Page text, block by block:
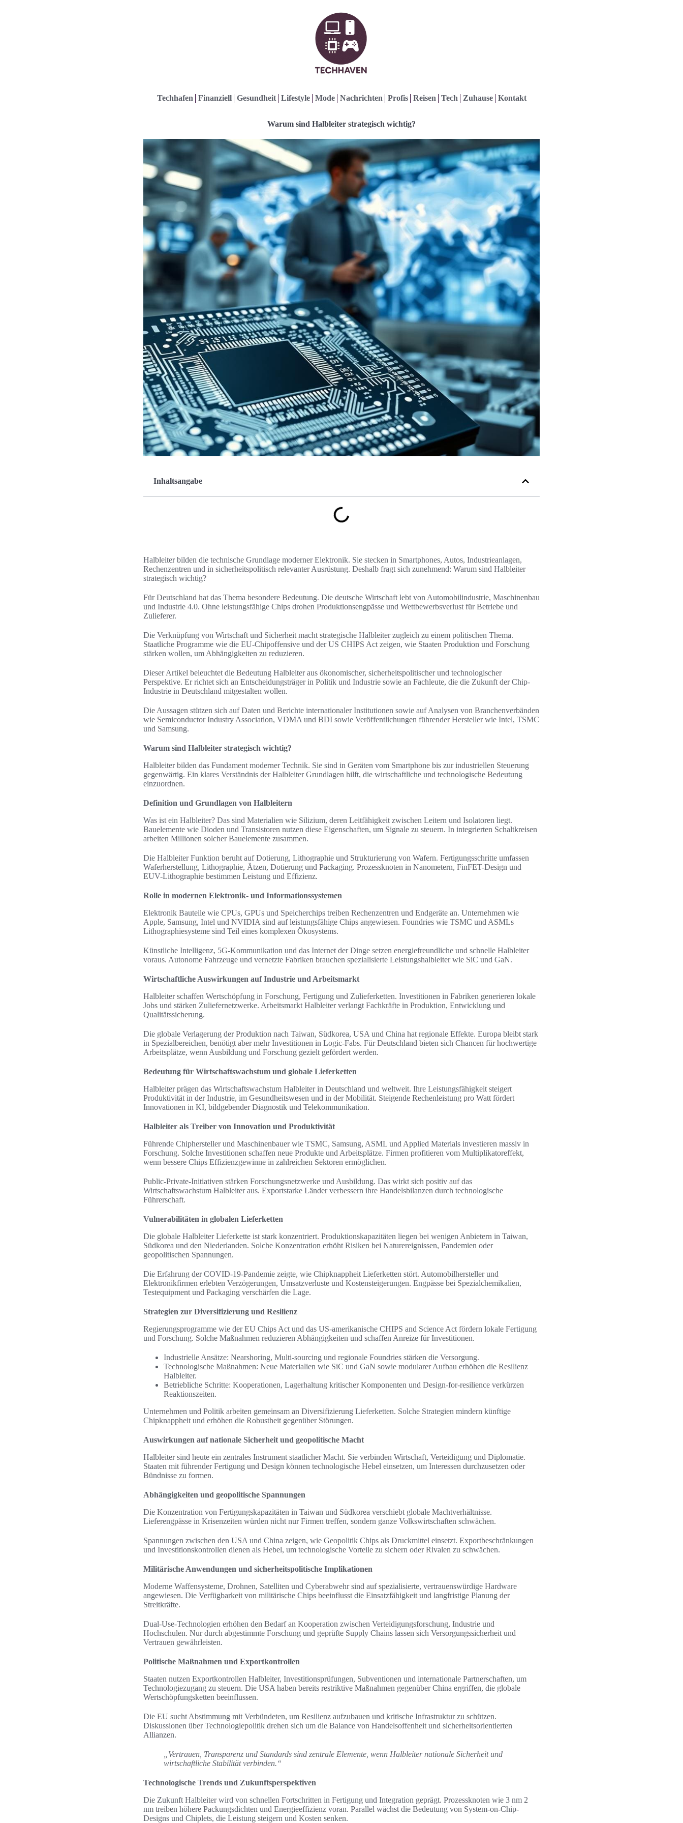
Techhafen Finanziell Gesundheit Lifestyle Mode Nachrichten Profis Reisen Tech Zuhause Kontakt
Warum sind Halbleiter strategisch wichtig?
Inhaltsangabe
Halbleiter bilden die technische Grundlage moderner Elektronik. Sie stecken in Smartphones, Autos, Industrieanlagen,
Rechenzentren und in sicherheitspolitisch relevanter Ausrüstung. Deshalb fragt sich zunehmend: Warum sind Halbleiter
strategisch wichtig?
Für Deutschland hat das Thema besondere Bedeutung. Die deutsche Wirtschaft lebt von Automobilindustrie, Maschinenbau
und Industrie 4.0. Ohne leistungsfähige Chips drohen Produktionsengpässe und Wettbewerbsverlust für Betriebe und
Zulieferer.
Die Verknüpfung von Wirtschaft und Sicherheit macht strategische Halbleiter zugleich zu einem politischen Thema.
Staatliche Programme wie die EU-Chipoffensive und der US CHIPS Act zeigen, wie Staaten Produktion und Forschung
stärken wollen, um Abhängigkeiten zu reduzieren.
Dieser Artikel beleuchtet die Bedeutung Halbleiter aus ökonomischer, sicherheitspolitischer und technologischer
Perspektive. Er richtet sich an Entscheidungsträger in Politik und Industrie sowie an Fachleute, die die Zukunft der Chip-
Industrie in Deutschland mitgestalten wollen.
Die Aussagen stützen sich auf Daten und Berichte internationaler Institutionen sowie auf Analysen von Branchenverbänden
wie Semiconductor Industry Association, VDMA und BDI sowie Veröffentlichungen führender Hersteller wie Intel, TSMC
und Samsung.
Warum sind Halbleiter strategisch wichtig?
Halbleiter bilden das Fundament moderner Technik. Sie sind in Geräten vom Smartphone bis zur industriellen Steuerung
gegenwärtig. Ein klares Verständnis der Halbleiter Grundlagen hilft, die wirtschaftliche und technologische Bedeutung
einzuordnen.
Definition und Grundlagen von Halbleitern
Was ist ein Halbleiter? Das sind Materialien wie Silizium, deren Leitfähigkeit zwischen Leitern und Isolatoren liegt.
Bauelemente wie Dioden und Transistoren nutzen diese Eigenschaften, um Signale zu steuern. In integrierten Schaltkreisen
arbeiten Millionen solcher Bauelemente zusammen.
Die Halbleiter Funktion beruht auf Dotierung, Lithographie und Strukturierung von Wafern. Fertigungsschritte umfassen
Waferherstellung, Lithographie, Ätzen, Dotierung und Packaging. Prozessknoten in Nanometern, FinFET-Design und
EUV-Lithographie bestimmen Leistung und Effizienz.
Rolle in modernen Elektronik- und Informationssystemen
Elektronik Bauteile wie CPUs, GPUs und Speicherchips treiben Rechenzentren und Endgeräte an. Unternehmen wie
Apple, Samsung, Intel und NVIDIA sind auf leistungsfähige Chips angewiesen. Foundries wie TSMC und ASMLs
Lithographiesysteme sind Teil eines komplexen Ökosystems.
Künstliche Intelligenz, 5G-Kommunikation und das Internet der Dinge setzen energiefreundliche und schnelle Halbleiter
voraus. Autonome Fahrzeuge und vernetzte Fabriken brauchen spezialisierte Leistungshalbleiter wie SiC und GaN.
Wirtschaftliche Auswirkungen auf Industrie und Arbeitsmarkt
Halbleiter schaffen Wertschöpfung in Forschung, Fertigung und Zulieferketten. Investitionen in Fabriken generieren lokale
Jobs und stärken Zuliefernetzwerke. Arbeitsmarkt Halbleiter verlangt Fachkräfte in Produktion, Entwicklung und
Qualitätssicherung.
Die globale Verlagerung der Produktion nach Taiwan, Südkorea, USA und China hat regionale Effekte. Europa bleibt stark
in Spezialbereichen, benötigt aber mehr Investitionen in Logic-Fabs. Für Deutschland bieten sich Chancen für hochwertige
Arbeitsplätze, wenn Ausbildung und Forschung gezielt gefördert werden.
Bedeutung für Wirtschaftswachstum und globale Lieferketten
Halbleiter prägen das Wirtschaftswachstum Halbleiter in Deutschland und weltweit. Ihre Leistungsfähigkeit steigert
Produktivität in der Industrie, im Gesundheitswesen und in der Mobilität. Steigende Rechenleistung pro Watt fördert
Innovationen in KI, bildgebender Diagnostik und Telekommunikation.
Halbleiter als Treiber von Innovation und Produktivität
Führende Chiphersteller und Maschinenbauer wie TSMC, Samsung, ASML und Applied Materials investieren massiv in
Forschung. Solche Investitionen schaffen neue Produkte und Arbeitsplätze. Firmen profitieren vom Multiplikatoreffekt,
wenn bessere Chips Effizienzgewinne in zahlreichen Sektoren ermöglichen.
Public-Private-Initiativen stärken Forschungsnetzwerke und Ausbildung. Das wirkt sich positiv auf das
Wirtschaftswachstum Halbleiter aus. Exportstarke Länder verbessern ihre Handelsbilanzen durch technologische
Führerschaft.
Vulnerabilitäten in globalen Lieferketten
Die globale Halbleiter Lieferkette ist stark konzentriert. Produktionskapazitäten liegen bei wenigen Anbietern in Taiwan,
Südkorea und den Niederlanden. Solche Konzentration erhöht Risiken bei Naturereignissen, Pandemien oder
geopolitischen Spannungen.
Die Erfahrung der COVID-19-Pandemie zeigte, wie Chipknappheit Lieferketten stört. Automobilhersteller und
Elektronikfirmen erlebten Verzögerungen, Umsatzverluste und Kostensteigerungen. Engpässe bei Spezialchemikalien,
Testequipment und Packaging verschärfen die Lage.
Strategien zur Diversifizierung und Resilienz
Regierungsprogramme wie der EU Chips Act und das US-amerikanische CHIPS and Science Act fördern lokale Fertigung
und Forschung. Solche Maßnahmen reduzieren Abhängigkeiten und schaffen Anreize für Investitionen.
Industrielle Ansätze: Nearshoring, Multi-sourcing und regionale Foundries stärken die Versorgung.
Technologische Maßnahmen: Neue Materialien wie SiC und GaN sowie modularer Aufbau erhöhen die Resilienz
Halbleiter.
Betriebliche Schritte: Kooperationen, Lagerhaltung kritischer Komponenten und Design-for-resilience verkürzen
Reaktionszeiten.
Unternehmen und Politik arbeiten gemeinsam an Diversifizierung Lieferketten. Solche Strategien mindern künftige
Chipknappheit und erhöhen die Robustheit gegenüber Störungen.
Auswirkungen auf nationale Sicherheit und geopolitische Macht
Halbleiter sind heute ein zentrales Instrument staatlicher Macht. Sie verbinden Wirtschaft, Verteidigung und Diplomatie.
Staaten mit führender Fertigung und Design können technologische Hebel einsetzen, um Interessen durchzusetzen oder
Bündnisse zu formen.
Abhängigkeiten und geopolitische Spannungen
Die Konzentration von Fertigungskapazitäten in Taiwan und Südkorea verschiebt globale Machtverhältnisse.
Lieferengpässe in Krisenzeiten würden nicht nur Firmen treffen, sondern ganze Volkswirtschaften schwächen.
Spannungen zwischen den USA und China zeigen, wie Geopolitik Chips als Druckmittel einsetzt. Exportbeschränkungen
und Investitionskontrollen dienen als Hebel, um technologische Vorteile zu sichern oder Rivalen zu schwächen.
Militärische Anwendungen und sicherheitspolitische Implikationen
Moderne Waffensysteme, Drohnen, Satelliten und Cyberabwehr sind auf spezialisierte, vertrauenswürdige Hardware
angewiesen. Die Verfügbarkeit von militärische Chips beeinflusst die Einsatzfähigkeit und langfristige Planung der
Streitkräfte.
Dual-Use-Technologien erhöhen den Bedarf an Kooperation zwischen Verteidigungsforschung, Industrie und
Hochschulen. Nur durch abgestimmte Forschung und geprüfte Supply Chains lassen sich Versorgungssicherheit und
Vertrauen gewährleisten.
Politische Maßnahmen und Exportkontrollen
Staaten nutzen Exportkontrollen Halbleiter, Investitionsprüfungen, Subventionen und internationale Partnerschaften, um
Technologiezugang zu steuern. Die USA haben bereits restriktive Maßnahmen gegenüber China ergriffen, die globale
Wertschöpfungsketten beeinflussen.
Die EU sucht Abstimmung mit Verbündeten, um Resilienz aufzubauen und kritische Infrastruktur zu schützen.
Diskussionen über Technologiepolitik drehen sich um die Balance von Handelsoffenheit und sicherheitsorientierten
Allianzen.
„Vertrauen, Transparenz und Standards sind zentrale Elemente, wenn Halbleiter nationale Sicherheit und
wirtschaftliche Stabilität verbinden.“
Technologische Trends und Zukunftsperspektiven
Die Zukunft Halbleiter wird von schnellen Fortschritten in Fertigung und Integration geprägt. Prozessknoten wie 3 nm 2
nm treiben höhere Packungsdichten und Energieeffizienz voran. Parallel wächst die Bedeutung von System-on-Chip-
Designs und Chiplets, die Leistung steigern und Kosten senken.